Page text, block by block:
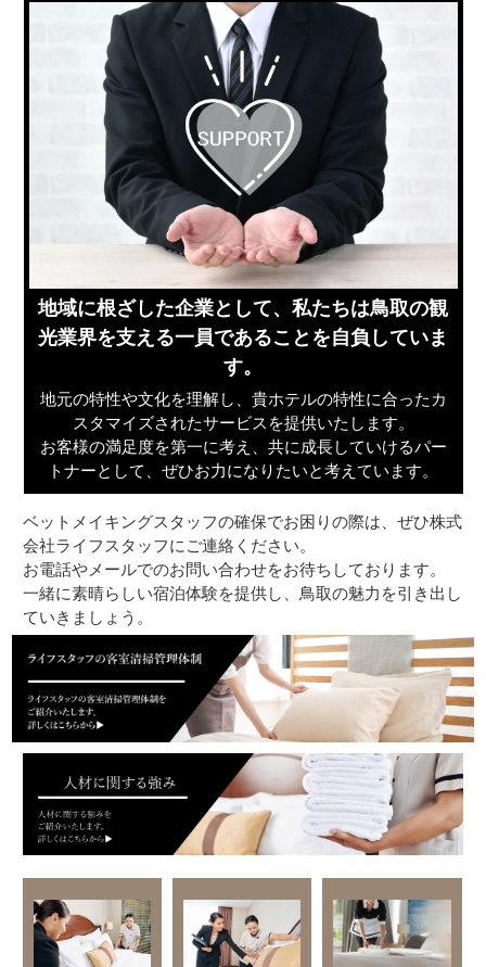
地域に根ざした企業として、私たちは鳥取の観
光業界を支える一員であることを自負していま
す。
地元の特性や文化を理解し、貴ホテルの特性に合ったカ
スタマイズされたサービスを提供いたします。
お客様の満足度を第一に考え、共に成長していけるパー
トナーとして、ぜひお力になりたいと考えています。
ベットメイキングスタッフの確保でお困りの際は、ぜひ株式
会社ライフスタッフにご連絡ください。
お電話やメールでのお問い合わせをお待ちしております。
一緒に素晴らしい宿泊体験を提供し、鳥取の魅力を引き出し
ていきましょう。